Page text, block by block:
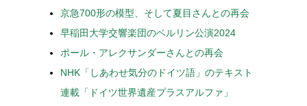
京急700形の模型、そして夏目さんとの再会
早稲田大学交響楽団のベルリン公演2024
ポール・アレクサンダーさんとの再会
NHK「しあわせ気分のドイツ語」のテキスト
連載「ドイツ世界遺産プラスアルファ」